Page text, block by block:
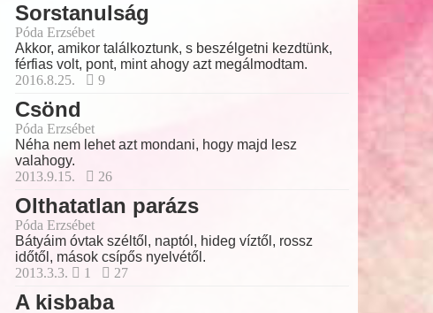
Sorstanulság
Póda Erzsébet
Akkor, amikor találkoztunk, s beszélgetni kezdtünk,
férfias volt, pont, mint ahogy azt megálmodtam.
2016.8.25.
9
Csönd
Póda Erzsébet
Néha nem lehet azt mondani, hogy majd lesz
valahogy.
2013.9.15.
26
Olthatatlan parázs
Póda Erzsébet
Bátyáim óvtak széltől, naptól, hideg víztől, rossz
időtől, mások csípős nyelvétől.
2013.3.3.
1 27
A kisbaba